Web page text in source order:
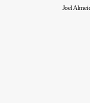
Joel